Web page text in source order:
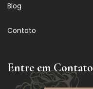
Blog
Contato
Entre em Contato